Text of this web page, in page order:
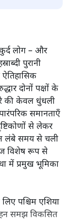
लोग – और
पुरानी
ऐतिहासिक
दोनों पक्षों के
की केवल धुंधली
समानताएँ
से लेकर
लंबे समय से चली
विशेष रूप से
में प्रमुख भूमिका
पश्चिम एशिया
समझ विकसित